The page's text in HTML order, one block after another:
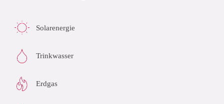
Solarenergie
Trinkwasser
Erdgas